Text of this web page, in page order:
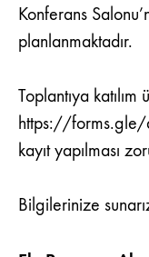
Konferans
planlanmaktadır.
Toplantıya katılım
https://forms.gle/
kayıt yapılması
Bilgilerinize